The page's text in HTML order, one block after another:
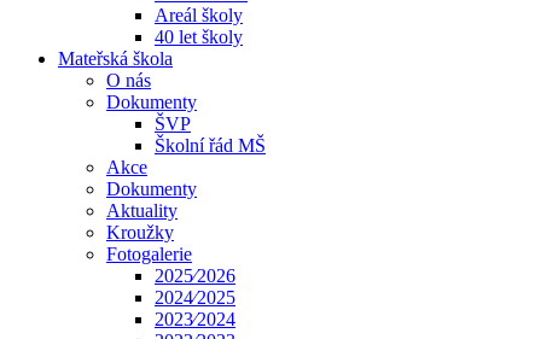
Areál školy
40 let školy
Mateřská škola
O nás
Dokumenty
ŠVP
Školní řád MŠ
Akce
Dokumenty
Aktuality
Kroužky
Fotogalerie
2025⁄2026
2024⁄2025
2023⁄2024